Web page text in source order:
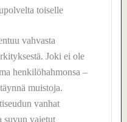
toiselle
vahvasta
Joki ei ole
henkilöhahmonsa –
muistoja.
vanhat
suvun vaietut